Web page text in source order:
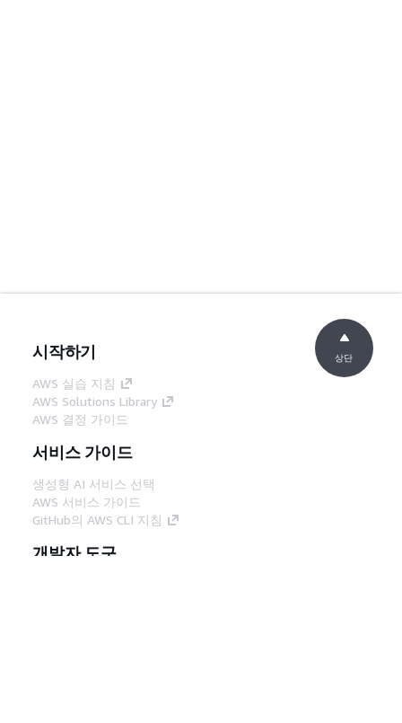
시작하기
AWS 실습 지침
AWS Solutions Library
AWS 결정 가이드
서비스 가이드
생성형 AI 서비스 선택
AWS 서비스 가이드
GitHub의 AWS CLI 지침
개발자 도구
상단